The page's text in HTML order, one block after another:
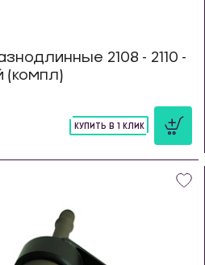
2108 - 2110 -
(компл)
КУПИТЬ В 1 КЛИК